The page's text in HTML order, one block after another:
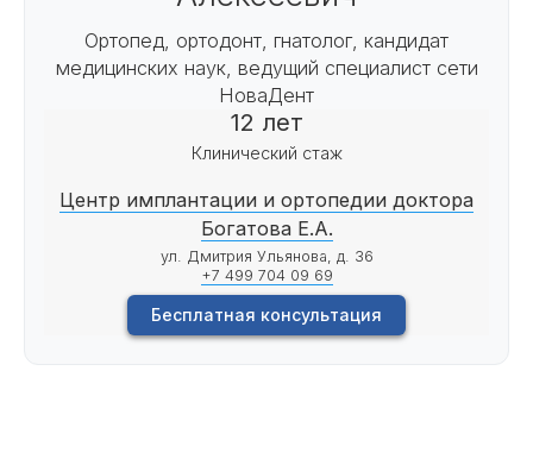
Ортопед, ортодонт, гнатолог, кандидат
медицинских наук, ведущий специалист сети
НоваДент
12 лет
Клинический стаж
Центр имплантации и ортопедии доктора
Богатова Е.А.
ул. Дмитрия Ульянова, д. 36
+7 499 704 09 69
Бесплатная консультация